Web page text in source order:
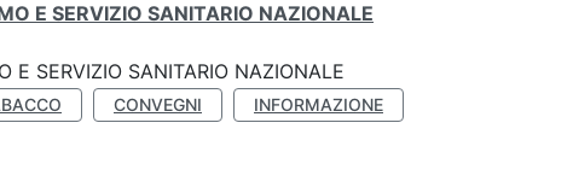
E SERVIZIO SANITARIO NAZIONALE
E SERVIZIO SANITARIO NAZIONALE
CONVEGNI
INFORMAZIONE